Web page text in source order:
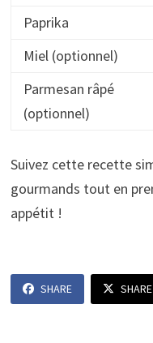
Paprika
Miel (optionnel)
Parmesan râpé
(optionnel)
Suivez cette recette
gourmands tout en
appétit !
SHARE SHARE